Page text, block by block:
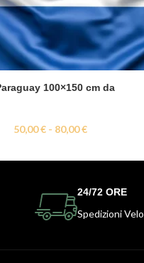
100×150 cm da
50,00€ - 80,00€
24/72 ORE
Spedizioni